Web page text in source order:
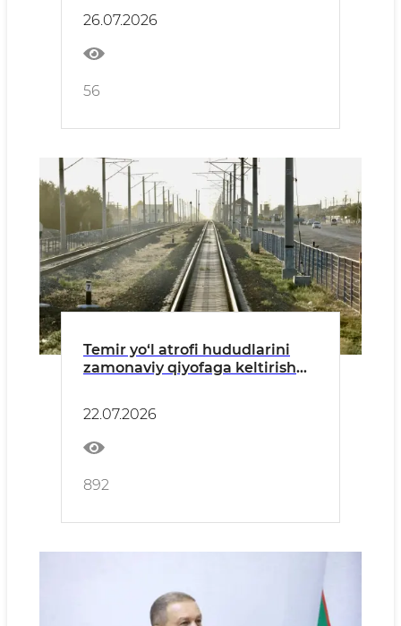
26.07.2026
56
Temir yo‘l atrofi hududlarini
zamonaviy qiyofaga keltirish
22.07.2026
892